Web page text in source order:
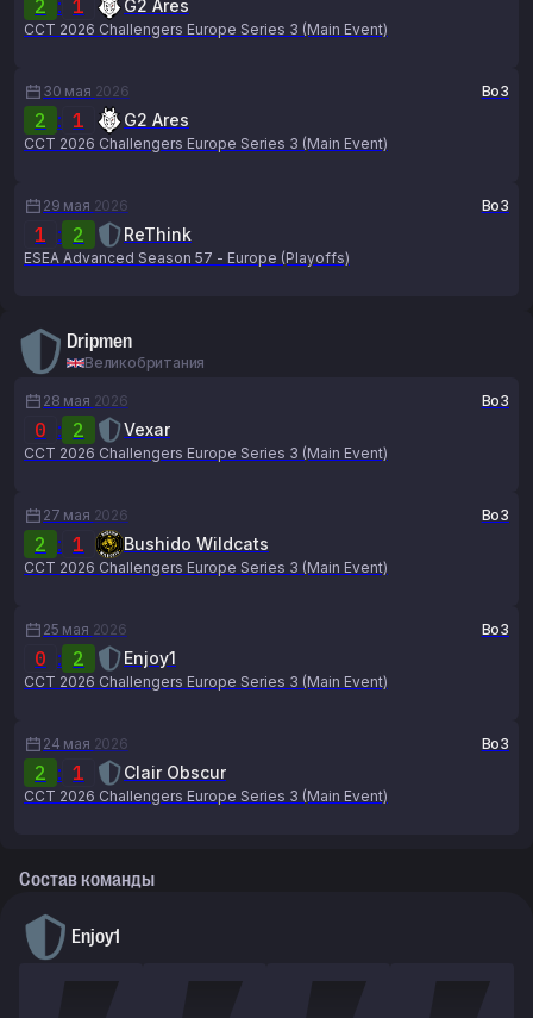
2 : 1 G2 Ares
CCT 2026 Challengers Europe Series 3 (Main Event)
30 мая 2026 Bo3
2 : 1 G2 Ares
CCT 2026 Challengers Europe Series 3 (Main Event)
29 мая 2026 Bo3
1 : 2 ReThink
ESEA Advanced Season 57 - Europe (Playoffs)
Dripmen
Великобритания
28 мая 2026 Bo3
0 : 2 Vexar
CCT 2026 Challengers Europe Series 3 (Main Event)
27 мая 2026 Bo3
2 : 1 Bushido Wildcats
CCT 2026 Challengers Europe Series 3 (Main Event)
25 мая 2026 Bo3
0 : 2 Enjoy1
CCT 2026 Challengers Europe Series 3 (Main Event)
24 мая 2026 Bo3
2 : 1 Clair Obscur
CCT 2026 Challengers Europe Series 3 (Main Event)
Состав команды
Enjoy1